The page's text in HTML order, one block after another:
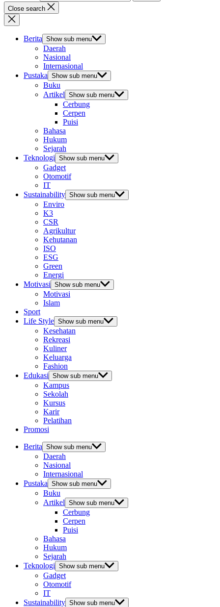
Close search
Berita Show sub menu
Daerah
Nasional
Internasional
Pustaka Show sub menu
Buku
Artikel Show sub menu
Cerbung
Cerpen
Puisi
Bahasa
Hukum
Sejarah
Teknologi Show sub menu
Gadget
Otomotif
IT
Sustainability Show sub menu
Enviro
K3
CSR
Agrikultur
Kehutanan
ISO
ESG
Green
Energi
Motivasi Show sub menu
Motivasi
Islam
Sport
Life Style Show sub menu
Kesehatan
Rekreasi
Kuliner
Keluarga
Fashion
Edukasi Show sub menu
Kampus
Sekolah
Kursus
Karir
Pelatihan
Promosi
Berita Show sub menu
Daerah
Nasional
Internasional
Pustaka Show sub menu
Buku
Artikel Show sub menu
Cerbung
Cerpen
Puisi
Bahasa
Hukum
Sejarah
Teknologi Show sub menu
Gadget
Otomotif
IT
Sustainability Show sub menu